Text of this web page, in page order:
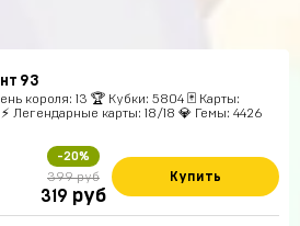
93
короля: 13 🏆 Кубки: 5804 🃏 Карты:
Легендарные карты: 18/18 💎 Гемы: 4426
-20%
399 руб
319 руб
Купить